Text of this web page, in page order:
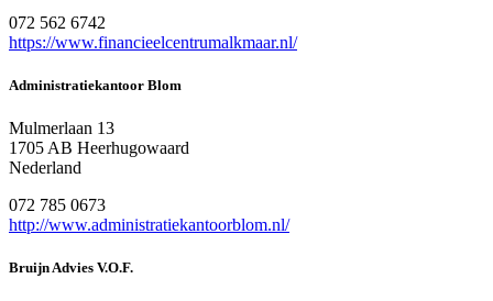
072 562 6742
https://www.financieelcentrumalkmaar.nl/
Administratiekantoor Blom
Mulmerlaan 13
1705 AB Heerhugowaard
Nederland
072 785 0673
http://www.administratiekantoorblom.nl/
Bruijn Advies V.O.F.